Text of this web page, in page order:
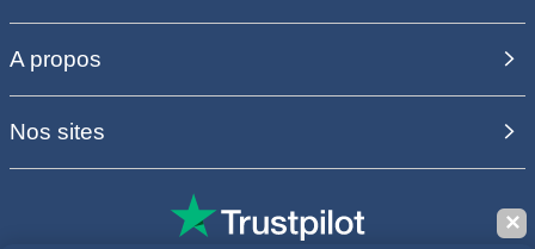
A propos
Nos sites
✕